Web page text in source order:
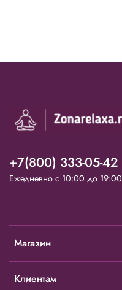
Магазин
Клиентам
+7(800) 333-05-42
Ежедневно с 10:00 до 19:00